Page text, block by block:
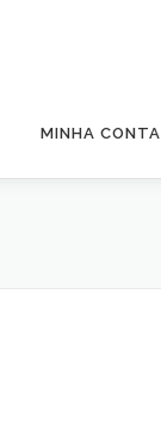
MINHA CONTA